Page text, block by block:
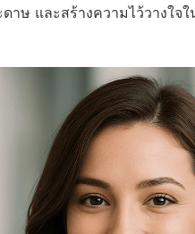
ษ และสร้างความไว้วางใจ